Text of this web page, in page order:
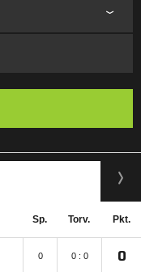
Sp. Torv. Pkt.
0 0 : 0 0